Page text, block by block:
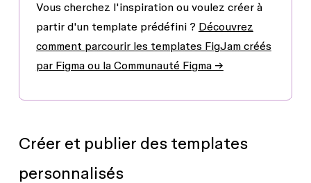
Vous cherchez l'inspiration ou voulez créer à
partir d'un template prédéfini ? Découvrez
comment parcourir les templates FigJam créés
par Figma ou la Communauté Figma →
Créer et publier des templates
personnalisés